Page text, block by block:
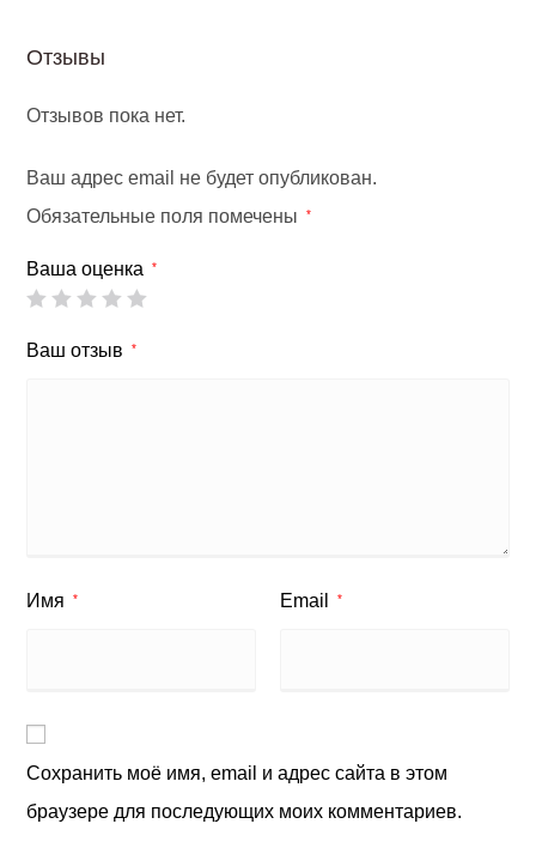
Отзывы
Отзывов пока нет.
Ваш адрес email не будет опубликован.
Обязательные поля помечены
*
Ваша оценка *
Ваш отзыв *
Имя * Email *
Сохранить моё имя, email и адрес сайта в этом
браузере для последующих моих комментариев.